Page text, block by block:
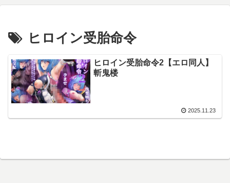
ヒロイン受胎命令
ヒロイン受胎命令2【エロ同人】
斬鬼楼
2025.11.23